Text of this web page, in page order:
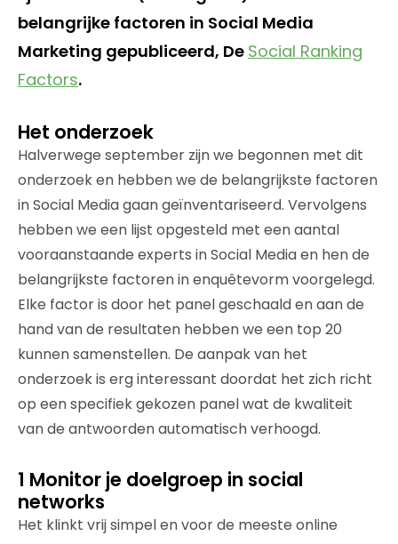
belangrijke factoren in Social Media
Marketing gepubliceerd, De Social Ranking
Factors.
Het onderzoek
Halverwege september zijn we begonnen met dit
onderzoek en hebben we de belangrijkste factoren
in Social Media gaan geïnventariseerd. Vervolgens
hebben we een lijst opgesteld met een aantal
vooraanstaande experts in Social Media en hen de
belangrijkste factoren in enquêtevorm voorgelegd.
Elke factor is door het panel geschaald en aan de
hand van de resultaten hebben we een top 20
kunnen samenstellen. De aanpak van het
onderzoek is erg interessant doordat het zich richt
op een specifiek gekozen panel wat de kwaliteit
van de antwoorden automatisch verhoogd.
1 Monitor je doelgroep in social
networks
Het klinkt vrij simpel en voor de meeste online